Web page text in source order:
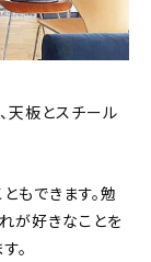
天板とスチール
もできます。勉
が好きなことを
。